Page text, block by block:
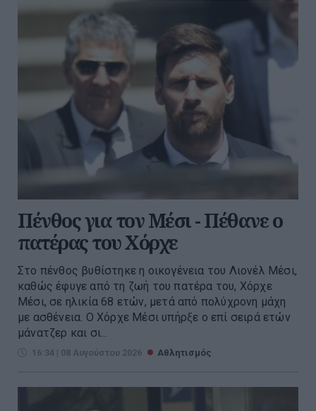
Πένθος για τον Μέσι - Πέθανε ο
πατέρας του Χόρχε
Στο πένθος βυθίστηκε η οικογένεια του Λιονέλ Μέσι,
καθώς έφυγε από τη ζωή του πατέρα του, Χόρχε
Μέσι, σε ηλικία 68 ετών, μετά από πολύχρονη μάχη
με ασθένεια. Ο Χόρχε Μέσι υπήρξε ο επί σειρά ετών
μάνατζερ και σι...
16:34 | 08 Αυγούστου 2026 Αθλητισμός